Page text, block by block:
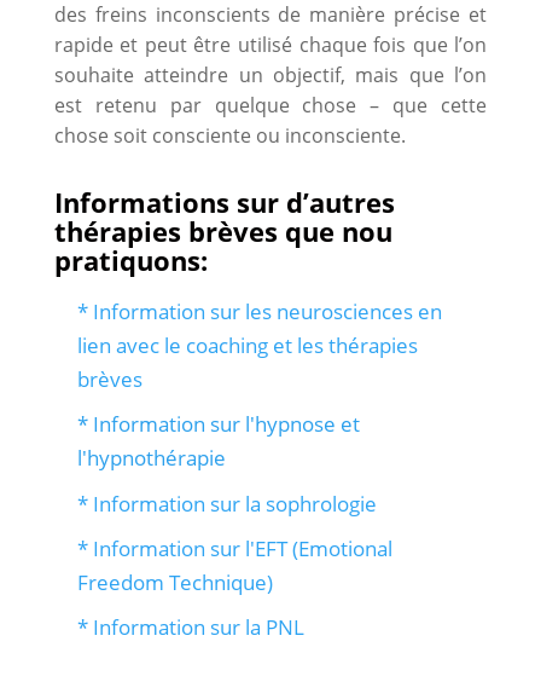
des freins inconscients de manière précise et
rapide et peut être utilisé chaque fois que l’on
souhaite atteindre un objectif, mais que l’on
est retenu par quelque chose – que cette
chose soit consciente ou inconsciente.
Informations sur d’autres
thérapies brèves que nou
pratiquons:
* Information sur les neurosciences en
lien avec le coaching et les thérapies
brèves
* Information sur l'hypnose et
l'hypnothérapie
* Information sur la sophrologie
* Information sur l'EFT (Emotional
Freedom Technique)
* Information sur la PNL